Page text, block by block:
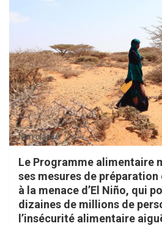
Non classé
Le Programme alimentaire
ses mesures de
à la menace d’El Niño, qui
dizaines de millions de
l’insécurité alimentaire